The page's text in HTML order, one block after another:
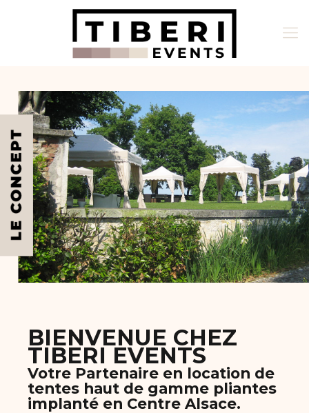
BIENVENUE CHEZ
TIBERI EVENTS
Votre Partenaire en location de
tentes haut de gamme pliantes
implanté en Centre Alsace.